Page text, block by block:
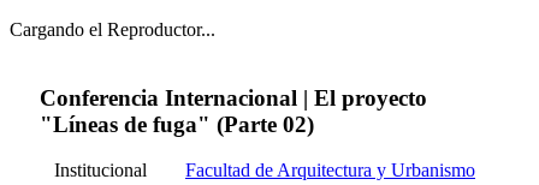
Cargando el Reproductor...
Conferencia Internacional | El proyecto
"Líneas de fuga" (Parte 02)
Institucional
Facultad de Arquitectura y Urbanismo